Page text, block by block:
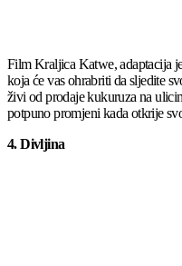
Film Kraljica Katwe, adaptacija
koja će vas ohrabriti da sljedite
živi od prodaje kukuruza na
potpuno promjeni kada otkrije
4. Divljina